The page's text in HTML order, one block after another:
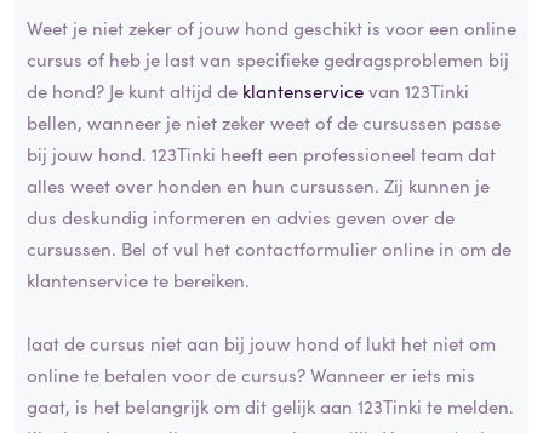
Weet je niet zeker of jouw hond geschikt is voor een online
cursus of heb je last van specifieke gedragsproblemen bij
de hond? Je kunt altijd de klantenservicevan 123Tinki
bellen, wanneer je niet zeker weet of de cursussen passe
bij jouw hond. 123Tinki heeft een professioneel team dat
alles weet over honden en hun cursussen. Zij kunnen je
dus deskundig informeren en advies geven over de
cursussen. Bel of vul het contactformulier online in om de
klantenservice te bereiken.
laat de cursus niet aan bij jouw hond of lukt het niet om
online te betalen voor de cursus? Wanneer er iets mis
gaat, is het belangrijk om dit gelijk aan 123Tinki te melden.